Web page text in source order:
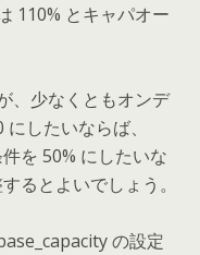
110% とキャパオー
、少なくともオンデ
したいならば、
を 50% にしたいな
るとよいでしょう。
の設定